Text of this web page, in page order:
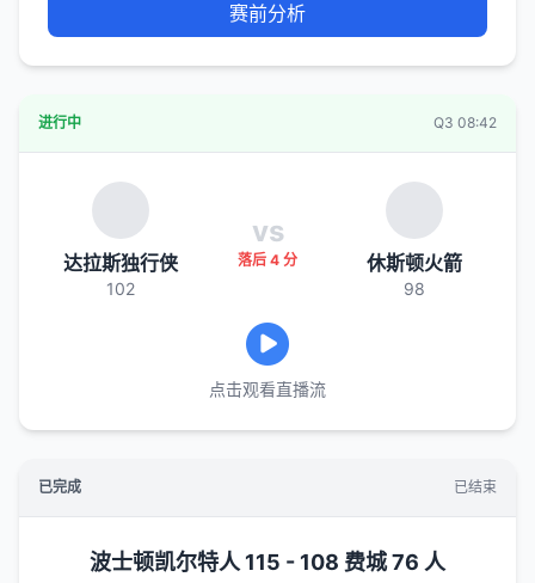
赛前分析
进行中 Q3 08:42
达拉斯独行侠
102
vs
落后 4 分 休斯顿火箭
98
点击观看直播流
已完成 已结束
波士顿凯尔特人 115 - 108 费城 76 人